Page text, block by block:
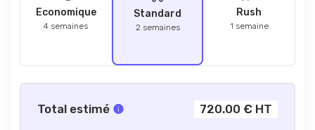
Economique
4 semaines
Standard
2 semaines
Rush
1 semaine
Total estimé 720.00 € HT